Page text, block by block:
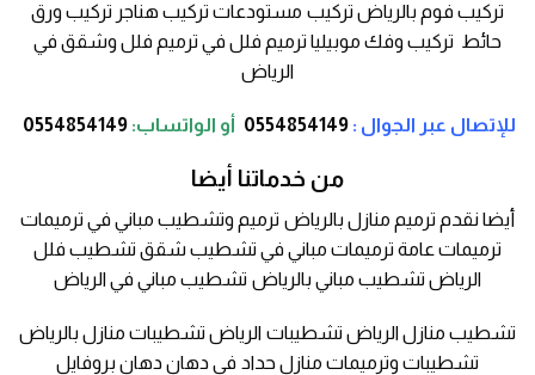
تركيب فوم بالرياض تركيب مستودعات تركيب هناجر تركيب ورق
حائط تركيب وفك موبيليا ترميم فلل في ترميم فلل وشقق في
الرياض
للإتصال عبر الجوال :0554854149 أو الواتساب: 0554854149
من خدماتنا أيضا
أيضا نقدم ترميم منازل بالرياض ترميم وتشطيب مباني في ترميمات
ترميمات عامة ترميمات مباني في تشطيب شقق تشطيب فلل
الرياض تشطيب مباني بالرياض تشطيب مباني في الرياض
تشطيب منازل الرياض تشطيبات الرياض تشطيبات منازل بالرياض
تشطيبات وترميمات منازل حداد في دهان دهان بروفايل